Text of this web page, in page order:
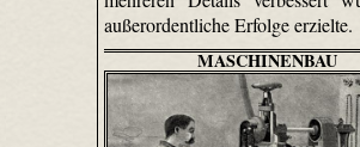
außerordentliche Erfolge erzielte.
MASCHINENBAU